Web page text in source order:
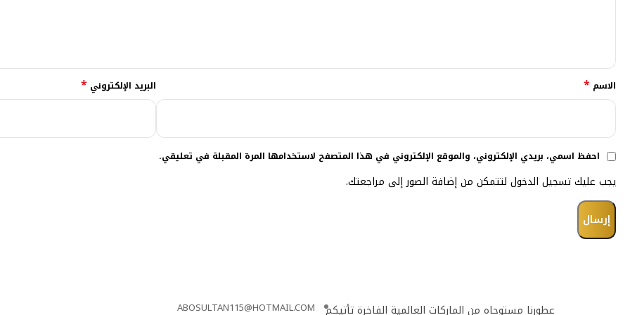
الاسم * البريد الإلكتروني*
احفظ اسمي، بريدي الإلكتروني، والموقع الإلكتروني في هذا المتصفح لاستخدامها المرة المقبلة في تعليقي.
يجب عليك تسجيل الدخول لتتمكن من إضافة الصور إلى مراجعتك.
عطورنا مستوحاه من الماركات العالمية الفاخرة تأتيكم ABOSULTAN115@HOTMAIL.COM